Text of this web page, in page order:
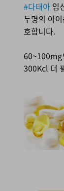
#다태아 임
두명의 아
호합니다.
60~100mg
300Kcl 더